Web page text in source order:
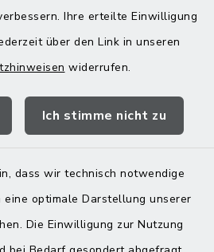
Ihre erteilte Einwilligung
über den Link in unseren
widerrufen.
Ich stimme nicht zu
dass wir technisch notwendige
eine optimale Darstellung unserer
Die Einwilligung zur Nutzung